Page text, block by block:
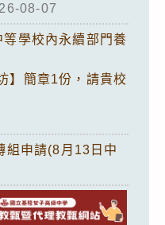
08-07
學校內永續部門養
】簡章1份，請貴校
組申請(8月13日中